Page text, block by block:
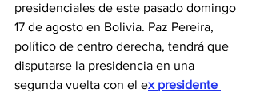
presidenciales de este pasado domingo
17 de agosto en Bolivia. Paz Pereira,
político de centro derecha, tendrá que
disputarse la presidencia en una
segunda vuelta con el ex presidente